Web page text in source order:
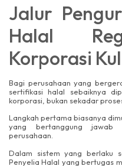
Jalur
Halal
Korporasi
Bagi perusahaan yang
sertifikasi halal sebaiknya
korporasi, bukan sekadar
Langkah pertama biasanya
yang bertanggung jawab
perusahaan.
Dalam sistem yang berlaku
Penyelia Halal yang bertugas